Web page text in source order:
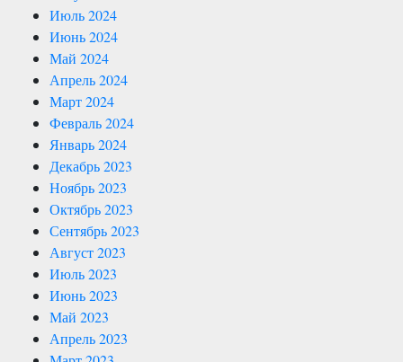
Июль 2024
Июнь 2024
Май 2024
Апрель 2024
Март 2024
Февраль 2024
Январь 2024
Декабрь 2023
Ноябрь 2023
Октябрь 2023
Сентябрь 2023
Август 2023
Июль 2023
Июнь 2023
Май 2023
Апрель 2023